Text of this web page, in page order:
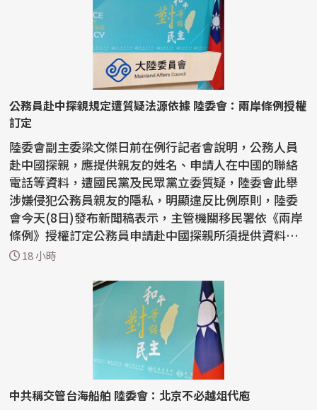
公務員赴中探親規定遭質疑法源依據 陸委會：兩岸條例授權
訂定
陸委會副主委梁文傑日前在例行記者會說明，公務人員
赴中國探親，應提供親友的姓名、申請人在中國的聯絡
電話等資料，遭國民黨及民眾黨立委質疑，陸委會此舉
涉嫌侵犯公務員親友的隱私，明顯違反比例原則，陸委
會今天(8日)發布新聞稿表示，主管機關移民署依《兩岸
條例》授權訂定公務員申請赴中國探親所須提供資料，
自2006...
18 小時
中共稱交管台海船舶 陸委會：北京不必越俎代庖